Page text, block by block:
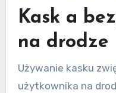
Kask a
na drodze
Używanie kasku
użytkownika na